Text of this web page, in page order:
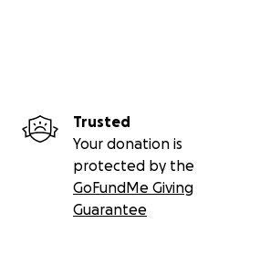
Trusted
Your donation is
protected by the
GoFundMe Giving
Guarantee